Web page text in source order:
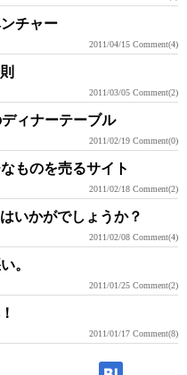
チャー
2011/04/15 Comment(4)
2011/03/05 Comment(2)
ィナーテーブル
2011/02/19 Comment(0)
ものを売るサイト
2011/02/18 Comment(2)
いかがでしょうか？
2011/02/08 Comment(4)
。
2011/01/25 Comment(2)
2011/01/17 Comment(8)